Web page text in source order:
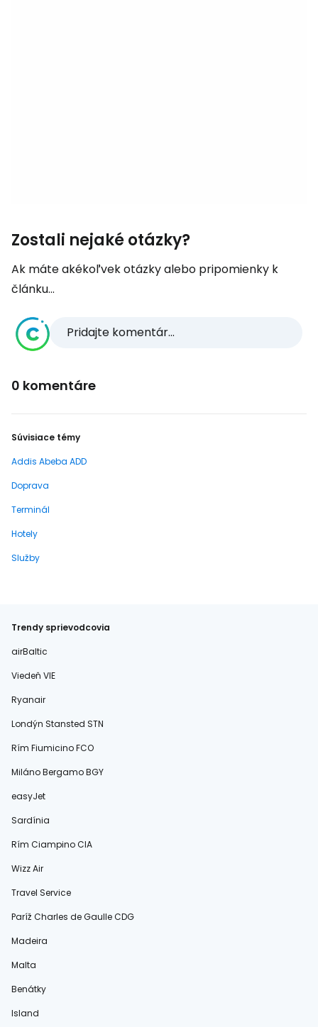
Zostali nejaké otázky?
Ak máte akékoľvek otázky alebo pripomienky k
článku...
Pridajte komentár...
0 komentáre
Súvisiace témy
Addis Abeba ADD
Doprava
Terminál
Hotely
Služby
Trendy sprievodcovia
airBaltic
Viedeň VIE
Ryanair
Londýn Stansted STN
Rím Fiumicino FCO
Miláno Bergamo BGY
easyJet
Sardínia
Rím Ciampino CIA
Wizz Air
Travel Service
Paríž Charles de Gaulle CDG
Madeira
Malta
Benátky
Island